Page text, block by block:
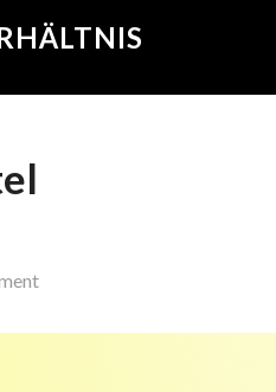
2015